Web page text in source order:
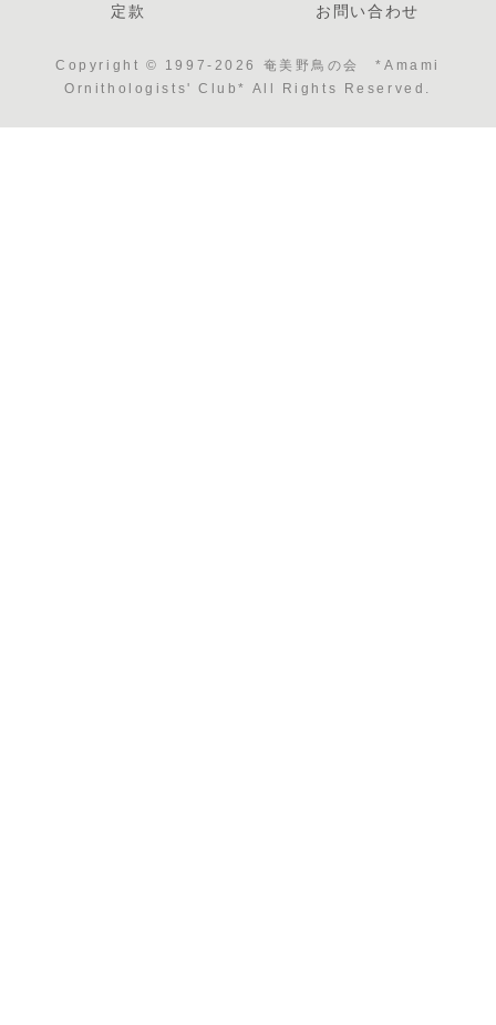
定款
お問い合わせ
Copyright © 1997-2026 奄美野鳥の会 *Amami
Ornithologists' Club* All Rights Reserved.